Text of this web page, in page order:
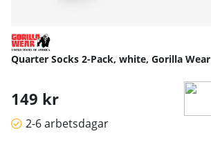
Quarter Socks 2-Pack, white, Gorilla Wear
149 kr
2-6 arbetsdagar